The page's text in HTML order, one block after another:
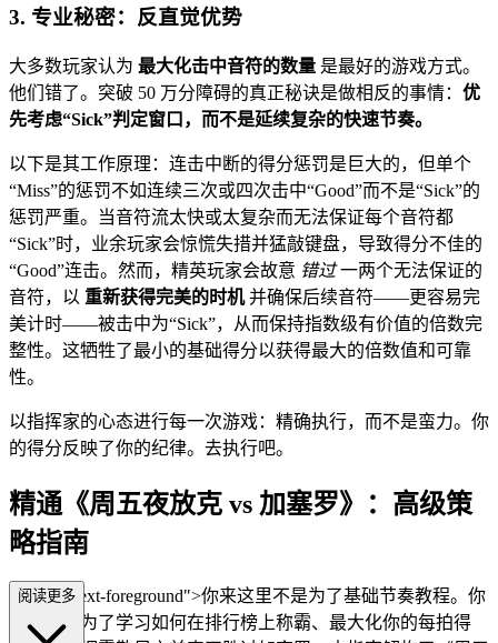
3. 专业秘密：反直觉优势
大多数玩家认为 最大化击中音符的数量 是最好的游戏方式。
他们错了。突破 50 万分障碍的真正秘诀是做相反的事情： 优
先考虑“Sick”判定窗口，而不是延续复杂的快速节奏。
以下是其工作原理：连击中断的得分惩罚是巨大的，但单个
“Miss”的惩罚不如连续三次或四次击中“Good”而不是“Sick”的
惩罚严重。当音符流太快或太复杂而无法保证每个音符都
“Sick”时，业余玩家会惊慌失措并猛敲键盘，导致得分不佳的
“Good”连击。然而，精英玩家会故意 错过一两个无法保证的
音符，以 重新获得完美的时机并确保后续音符——更容易完
美计时——被击中为“Sick”，从而保持指数级有价值的倍数完
整性。这牺牲了最小的基础得分以获得最大的倍数值和可靠
性。
以指挥家的心态进行每一次游戏：精确执行，而不是蛮力。你
的得分反映了你的纪律。去执行吧。
精通《周五夜放克 vs 加塞罗》：高级策
略指南
s="mb-4 text-foreground">你来这里不是为了基础节奏教程。你
来这里是为了学习如何在排行榜上称霸、最大化你的每拍得
阅读更多